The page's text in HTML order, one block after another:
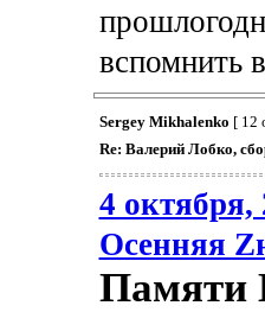
вспомнить
Sergey Mikhalenko [ 12
Re: Валерий Лобко,
4 октября,
Осенняя
Памяти